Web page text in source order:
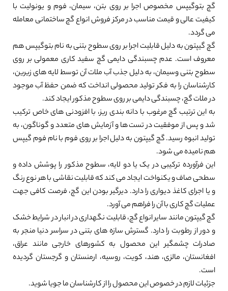
گچ بتوگیپس مخصوص اجرا بر روی بتن، سیمان، فوم و یونولیت با
کیفیت عالی و قیمت مناسب در مرکز فروش انواع گچ ساختمانی معامله
می گردد.
گچ گیپتون به دلیل قابلیت اجرا بر روی سطوح بتنی به نام بتوگیپس هم
معروف است. عدم چسبندگی دایمی گچ سفید کاری معمولی بر روی
سطوح بتنی وسیمان، به دلیل جذب آب ملات آن توسط لایه های زیرین،
کارشناسان را به فکر تولید محصولی انداخت که ضمن حفظ آب موجود
در ملات گچ، چسبندگی دایمی بر روی سطوح مذکور ایجاد کند.
به این ترتیب گچ مرغوب با دانه بندی ریز، با افزودنی های خاص ترکیب
شد و پس از موفقیت در تست ها و آزمایش های متعدد و گوناگون، به
تولید انبوه رسید. گچ گیپتون به دلیل اجرا بر روی فوم با نام فوم گیپس
هم نامیده می شود.
این فرآورده ترکیبی در یک یا دو لایه، سطوح مذکور را پوشش داده و
سطحی صاف و یکنواخت ایجاد می کند که قابلیت نقاشی با هر نوع رنگ
و یا اجرای کاغذ دیواری را دارد. دیرگیر بودن این گچ، فرصت کافی جهت
عملیات گچ کاری با آن را فراهم می آورد.
گچ گیپتون مانند سایر انواع گچ، قابلیت نگهداری در انبار در شرایط خشک
و دور از رطوبت را دارد. گسترش سازه های بتنی در سراسر دنیا منجر به
صادرات چشمگیر این محصول به کشورهای خارجی مانند عراق،
افغانستان، مالزی، هند، کویت، روسیه، ارمنستان و گرجستان گردیده
است.
جزئیات لازم در خصوص این محصول را از کارشناسان ما جویا شوید.